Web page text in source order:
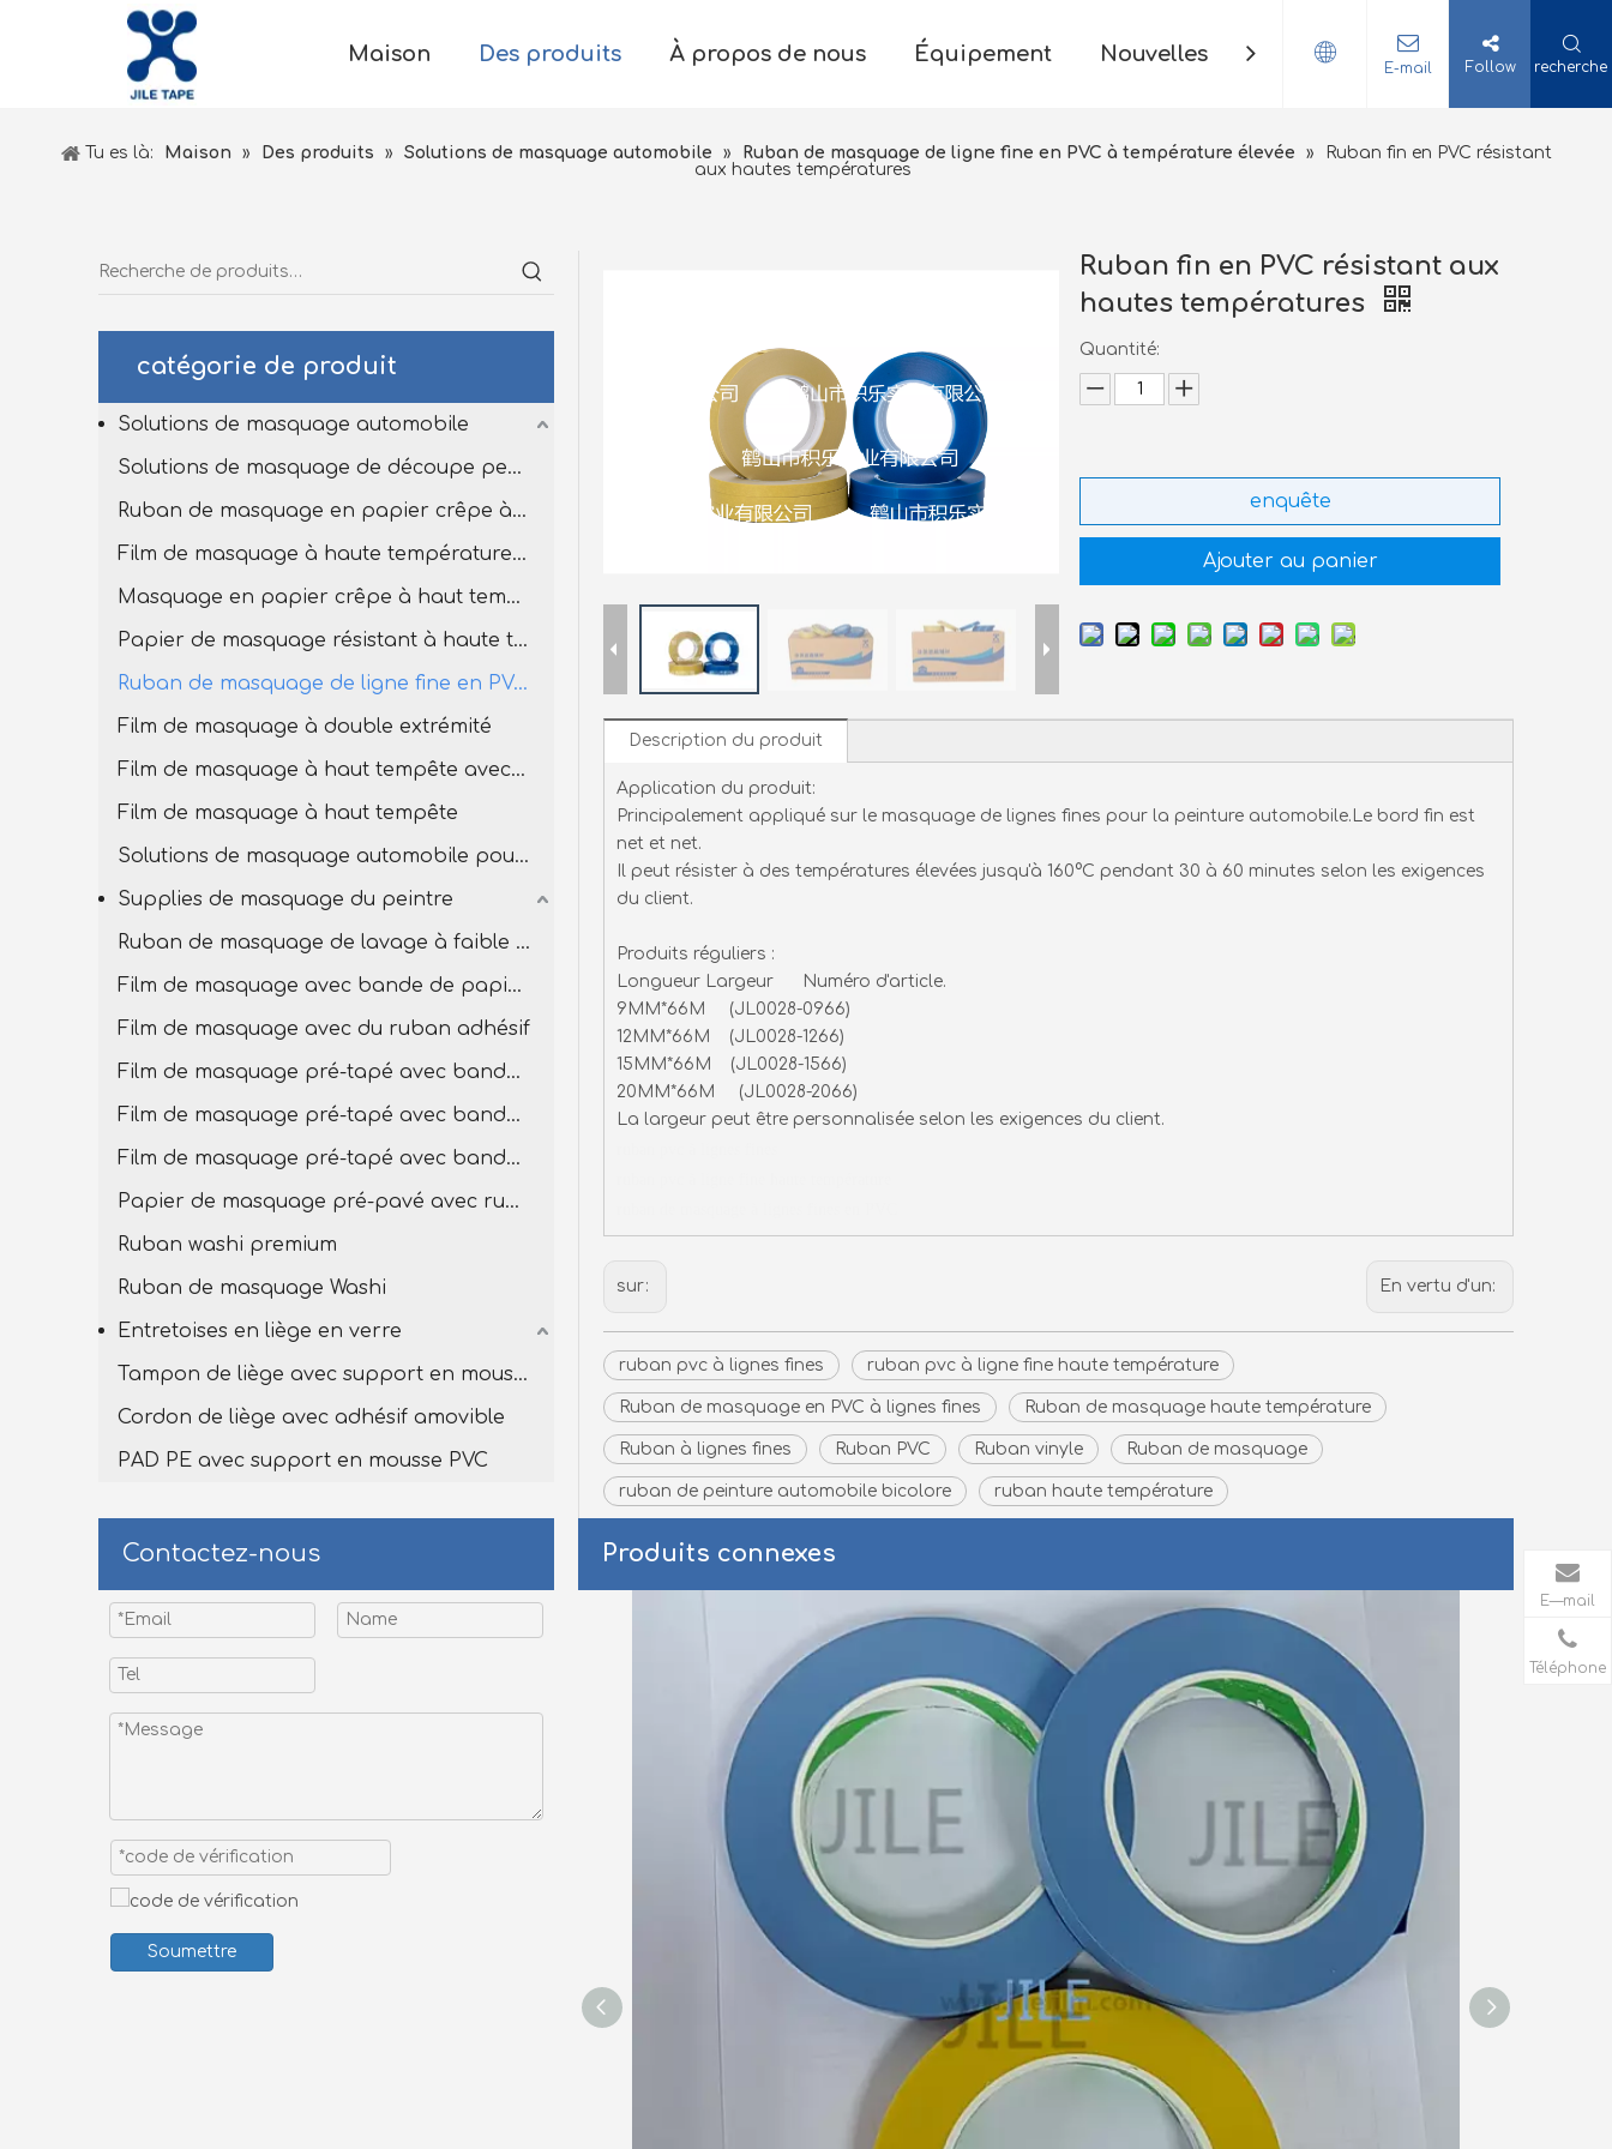
Maison Des produits À propos de nous Équipement Nouvelles Contact
E-mail Follow recherche
Tu es là: Maison » Des produits » Solutions de masquage automobile » Ruban de masquage de ligne fine en PVC à température élevée »
Ruban fin en PVC résistant
aux hautes températures
catégorie de produit
Solutions de masquage automobile
Solutions de masquage de découpe personnalisées
Ruban de masquage en papier crêpe à haut tempête
Film de masquage à haute température pour la peinture
Masquage en papier crêpe à haut tempête
Papier de masquage résistant à haute température
Ruban de masquage de ligne fine en PVC à température élevée
Film de masquage à double extrémité
Film de masquage à haut tempête avec bande PVC
Film de masquage à haut tempête
Solutions de masquage automobile pour la carrosserie
Supplies de masquage du peintre
Ruban de masquage de lavage à faible teneur
Film de masquage avec bande de papier en crêpe
Film de masquage avec du ruban adhésif
Film de masquage pré-tapé avec bande basse
Film de masquage pré-tapé avec bande de lavage premium
Film de masquage pré-tapé avec bande Washi
Papier de masquage pré-pavé avec ruban de lavage
Ruban washi premium
Ruban de masquage Washi
Entretoises en liège en verre
Tampon de liège avec support en mousse en PVC
Cordon de liège avec adhésif amovible
PAD PE avec support en mousse PVC
Contactez-nous
Soumettre
Ruban fin en PVC résistant aux
hautes températures
Quantité:
enquête
Ajouter au panier
Description du produit
Application du produit:
Principalement appliqué sur le masquage de lignes fines pour la peinture automobile.Le bord fin est
net et net.
Il peut résister à des températures élevées jusqu'à 160°C pendant 30 à 60 minutes selon les exigences
du client.
Produits réguliers :
Longueur Largeur Numéro d'article.
9MM*66M (JL0028-0966)
12MM*66M (JL0028-1266)
15MM*66M (JL0028-1566)
20MM*66M (JL0028-2066)
La largeur peut être personnalisée selon les exigences du client.
sur: En vertu d'un:
ruban pvc à lignes fines ruban pvc à ligne fine haute température
Ruban de masquage en PVC à lignes fines Ruban de masquage haute température
Ruban à lignes fines Ruban PVC Ruban vinyle Ruban de masquage
ruban de peinture automobile bicolore ruban haute température
Produits connexes
E—mail
Téléphone